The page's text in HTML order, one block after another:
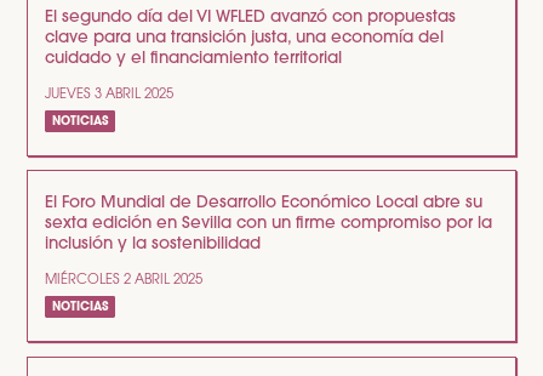
El segundo día del VI WFLED avanzó con propuestas
clave para una transición justa, una economía del
cuidado y el financiamiento territorial
JUEVES 3 ABRIL 2025
NOTICIAS
El Foro Mundial de Desarrollo Económico Local abre su
sexta edición en Sevilla con un firme compromiso por la
inclusión y la sostenibilidad
MIÉRCOLES 2 ABRIL 2025
NOTICIAS